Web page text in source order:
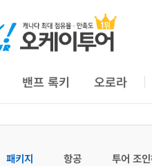
밴프 록키 오로라
패키지 항공 투어 조